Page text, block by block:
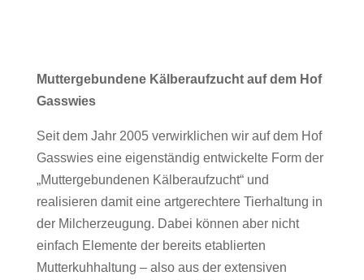
Muttergebundene Kälberaufzucht auf dem Hof
Gasswies
Seit dem Jahr 2005 verwirklichen wir auf dem Hof
Gasswies eine eigenständig entwickelte Form der
„Muttergebundenen Kälberaufzucht“ und
realisieren damit eine artgerechtere Tierhaltung in
der Milcherzeugung. Dabei können aber nicht
einfach Elemente der bereits etablierten
Mutterkuhhaltung – also aus der extensiven